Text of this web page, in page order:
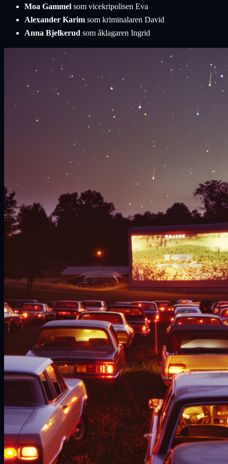
Moa Gammel som vicekripolisen Eva
Alexander Karim som kriminalaren David
Anna Bjelkerud som åklagaren Ingrid